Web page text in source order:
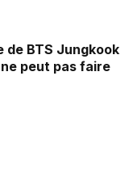
de BTS Jungkook
peut pas faire